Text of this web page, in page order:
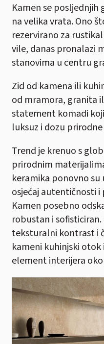
Kamen se
na velika vrata. Ono
rezervirano za
vile, danas pronalazi
stanovima u centru
Zid od kamena ili
od mramora, granita
statement komadi
luksuz i dozu
Trend je krenuo s
prirodnim
keramika ponovno su
osjećaj autentičnosti
Kamen posebno
robustan i
teksturalni kontrast i
kameni kuhinjski
element interijera oko